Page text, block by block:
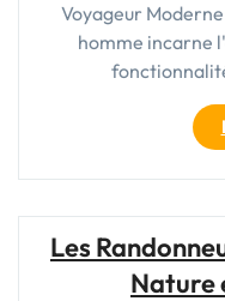
Voyageur
homme incarne
Les
Nature